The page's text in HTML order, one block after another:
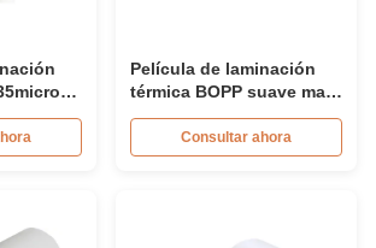
de
Película de laminación
térmica BOPP suave mate
para barniz UV
Consultar ahora